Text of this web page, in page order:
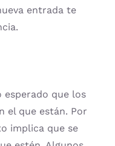
entrada te
esperado que los
el que están. Por
implica que se